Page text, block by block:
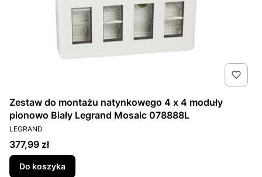
Zestaw do montażu natynkowego 4 x 4 moduły
pionowo Biały Legrand Mosaic 078888L
PRODUCENT
LEGRAND
Cena
377,99 zł
Do koszyka